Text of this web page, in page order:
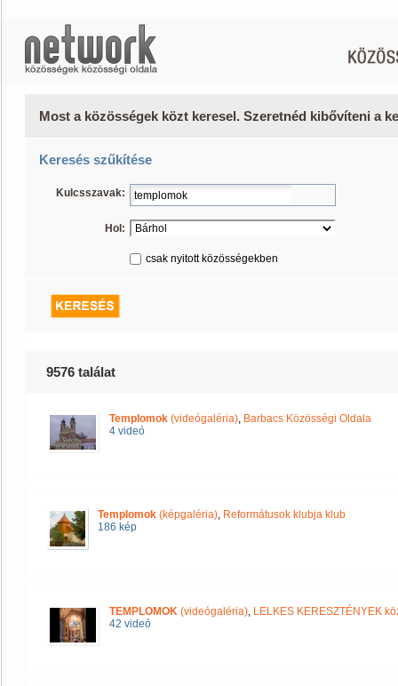
Most a közösségek közt keresel. Szeretnéd kibővíteni a
Keresés szűkítése
Kulcsszavak:
Hol:
csak nyitott közösségekben
9576 találat
Templomok (videógaléria), Barbacs Közösségi Oldala
4 videó
Templomok (képgaléria), Reformátusok klubja klub
186 kép
TEMPLOMOK (videógaléria), LELKES KERESZTÉNYEK
42 videó